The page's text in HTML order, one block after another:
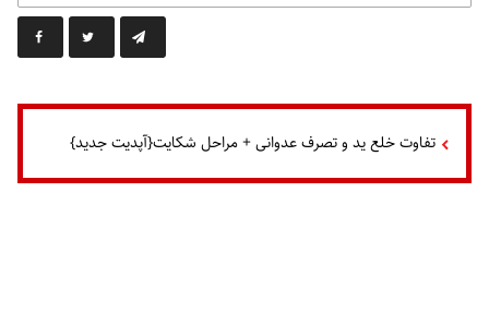
تفاوت خلع ید و تصرف عدوانی + مراحل شکایت{آپدیت جدید}